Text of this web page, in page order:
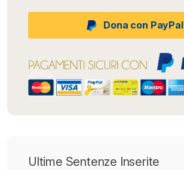
Dona con PayPal
Ultime Sentenze Inserite